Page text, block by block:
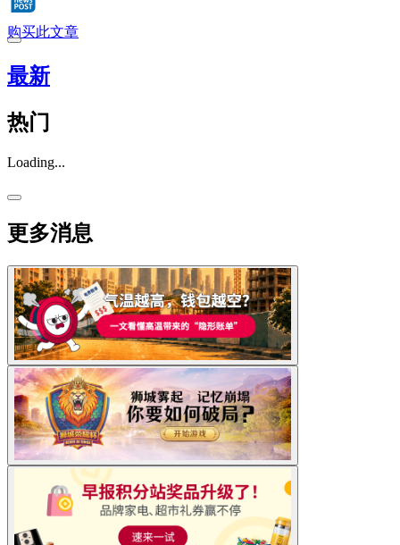
购买此文章
最新
热门
Loading...
更多消息